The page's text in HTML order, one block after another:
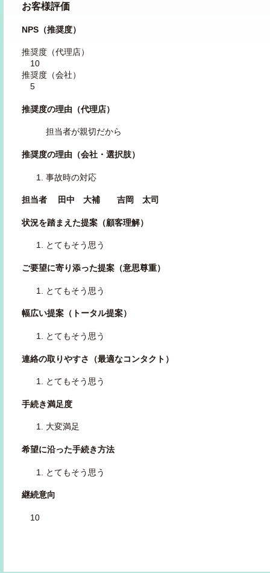
お客様評価
NPS（推奨度）
推奨度（代理店）
10
推奨度（会社）
5
推奨度の理由（代理店）
担当者が親切だから
推奨度の理由（会社・選択肢）
事故時の対応
担当者 田中 大補 吉岡 太司
状況を踏まえた提案（顧客理解）
とてもそう思う
ご要望に寄り添った提案（意思尊重）
とてもそう思う
幅広い提案（トータル提案）
とてもそう思う
連絡の取りやすさ（最適なコンタクト）
とてもそう思う
手続き満足度
大変満足
希望に沿った手続き方法
とてもそう思う
継続意向
10